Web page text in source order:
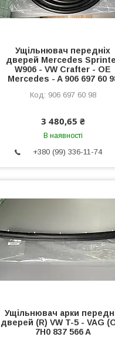
Ущільнювач передніх
дверей Mercedes
W906 - VW Crafter - OE
Mercedes - A 906 697 60
906 697 60 98
3 480,65 ₴
В наявності
+380 (99) 336-11-74
Ущільнювач арки
дверей (R) VW T-5 - VAG
7H0 837 566 A